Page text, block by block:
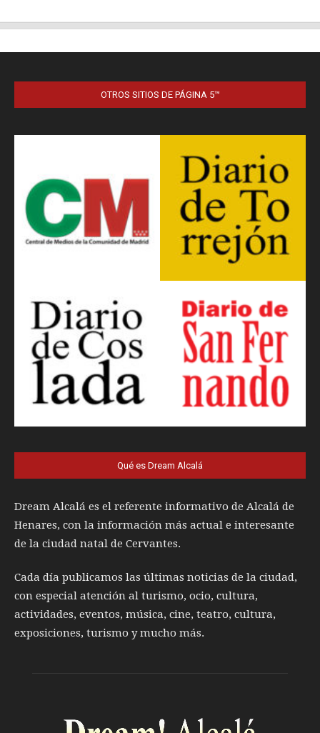
OTROS SITIOS DE PÁGINA 5™
Qué es Dream Alcalá
Dream Alcalá es el referente informativo de Alcalá de
Henares, con la información más actual e interesante
de la ciudad natal de Cervantes.
Cada día publicamos las últimas noticias de la ciudad,
con especial atención al turismo, ocio, cultura,
actividades, eventos, música, cine, teatro, cultura,
exposiciones, turismo y mucho más.